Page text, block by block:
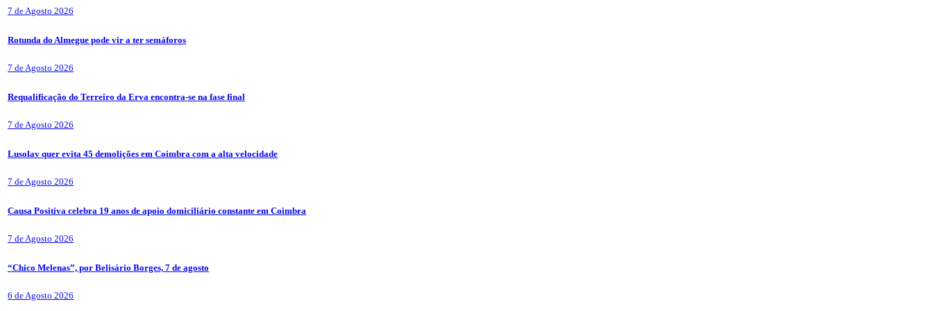
7 de Agosto 2026
Rotunda do Almegue pode vir a ter semáforos
7 de Agosto 2026
Requalificação do Terreiro da Erva encontra-se na fase final
7 de Agosto 2026
Lusolav quer evita 45 demolições em Coimbra com a alta velocidade
7 de Agosto 2026
Causa Positiva celebra 19 anos de apoio domiciliário constante em Coimbra
7 de Agosto 2026
“Chico Melenas”, por Belisário Borges, 7 de agosto
6 de Agosto 2026